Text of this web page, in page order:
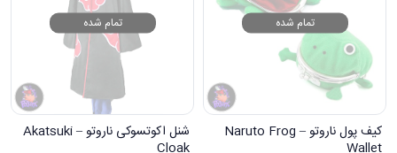
تمام شده
کیف پول ناروتو – Naruto Frog
Wallet
تمام شده
شنل اکوتسوکی ناروتو – Akatsuki
Cloak